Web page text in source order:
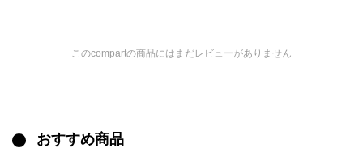
このcompartの商品にはまだレビューがありません
おすすめ商品